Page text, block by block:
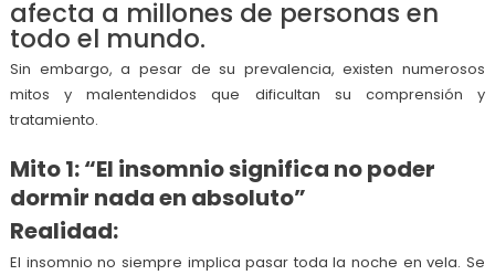
afecta a millones de personas en
todo el mundo.
Sin embargo, a pesar de su prevalencia, existen numerosos
mitos y malentendidos que dificultan su comprensión y
tratamiento.
Mito 1: “El insomnio significa no poder
dormir nada en absoluto”
Realidad:
El insomnio no siempre implica pasar toda la noche en vela. Se